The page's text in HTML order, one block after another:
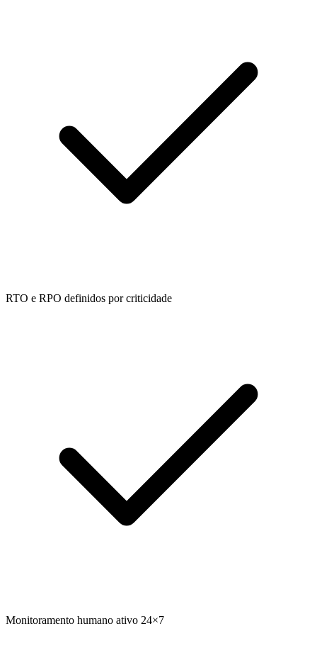
RTO e RPO definidos por criticidade
Monitoramento humano ativo 24×7